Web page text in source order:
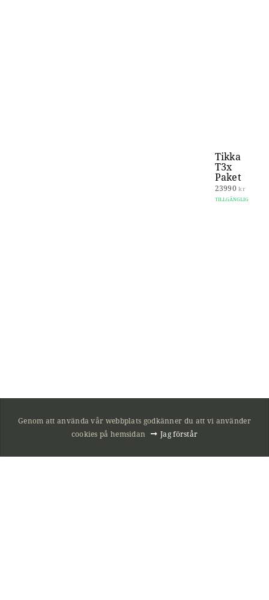
Genom att använda vår webbplats godkänner du att vi använder
cookies på hemsidan
Jag förstår
Tikka
T3x
Paket
23990 kr
TILLGÄNGLIG